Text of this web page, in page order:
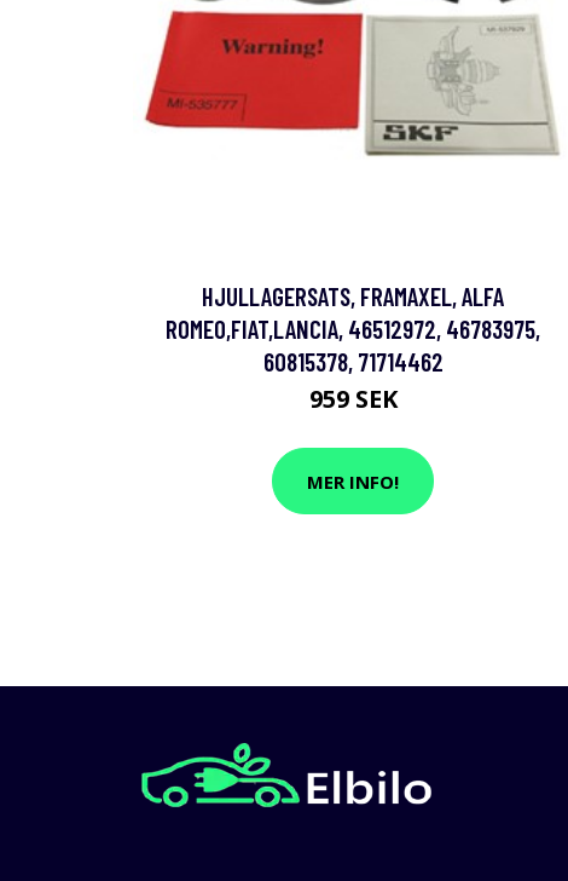
HJULLAGERSATS, FRAMAXEL, ALFA
ROMEO,FIAT,LANCIA, 46512972, 46783975,
60815378, 71714462
959 SEK
MER INFO!